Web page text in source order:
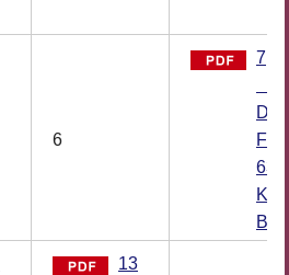
6
7
D
F：
63
K
B）
13